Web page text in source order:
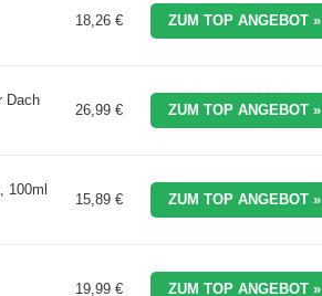
18,26 € ZUM TOP ANGEBOT »
Dach
26,99 € ZUM TOP ANGEBOT »
100ml
15,89 € ZUM TOP ANGEBOT »
19,99 € ZUM TOP ANGEBOT »